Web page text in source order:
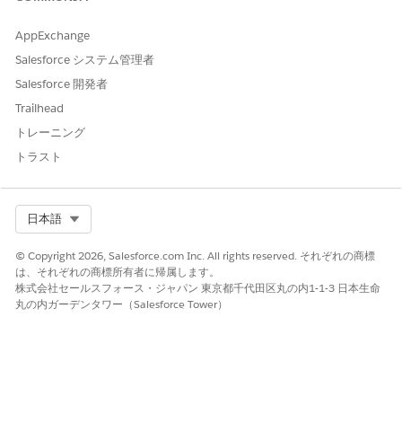
AppExchange
Salesforce システム管理者
Salesforce 開発者
Trailhead
トレーニング
トラスト
日本語
© Copyright 2026, Salesforce.com Inc. All rights reserved. それぞれの商標
は、それぞれの商標所有者に帰属します。
株式会社セールスフォース・ジャパン 東京都千代田区丸の内1-1-3 日本生命
丸の内ガーデンタワー（Salesforce Tower）